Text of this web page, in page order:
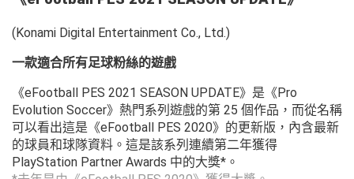
(Konami Digital Entertainment Co., Ltd.)
一款適合所有足球粉絲的遊戲
《eFootball PES 2021 SEASON UPDATE》是《Pro
Evolution Soccer》熱門系列遊戲的第 25 個作品，而從名稱
可以看出這是《eFootball PES 2020》的更新版，內含最新
的球員和球隊資料。這是該系列連續第二年獲得
PlayStation Partner Awards 中的大獎*。